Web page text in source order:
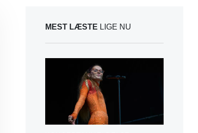
MEST LÆSTE LIGE NU